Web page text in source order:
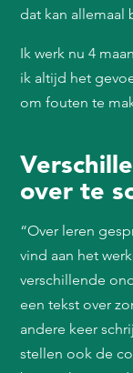
dat kan allemaal
Ik werk nu 4
ik altijd het
om fouten te
over te
“Over leren
vind aan het
verschillende
een tekst over
andere keer
stellen ook de